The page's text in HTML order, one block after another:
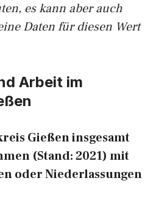
es kann aber auch
Daten für diesen Wert
Arbeit im
Gießen insgesamt
(Stand: 2021) mit
oder Niederlassungen